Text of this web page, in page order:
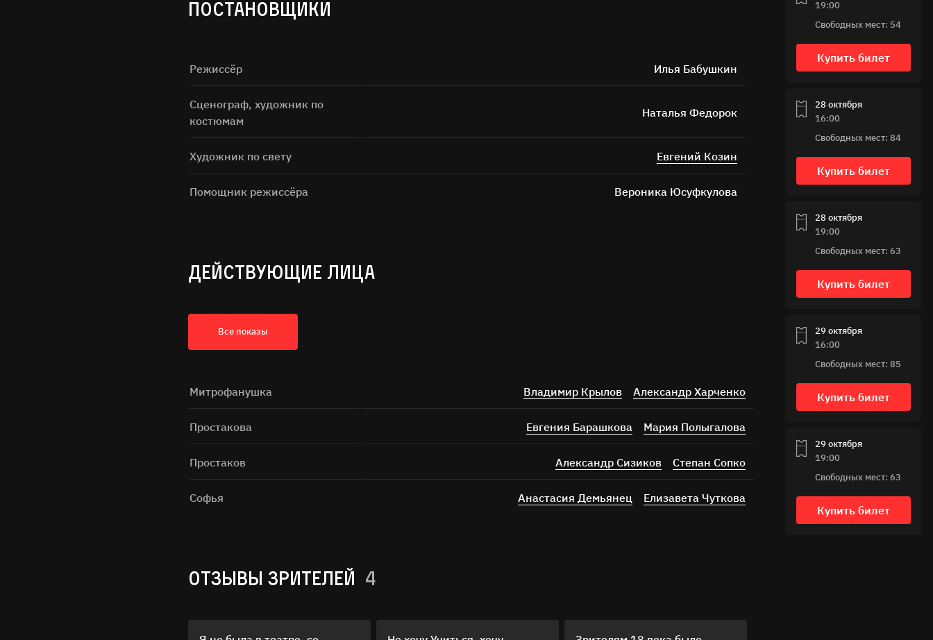
ПОСТАНОВЩИКИ
Режиссёр Илья Бабушкин
Сценограф, художник по
костюмам
Наталья Федорок
Художник по свету Евгений Козин
Помощник режиссёра Вероника Юсуфкулова
ДЕЙСТВУЮЩИЕ ЛИЦА
Все показы
Митрофанушка Владимир Крылов Александр Харченко
Простакова Евгения Барашкова Мария Полыгалова
Простаков Александр Сизиков Степан Сопко
Софья Анастасия Демьянец Елизавета Чуткова
ОТЗЫВЫ ЗРИТЕЛЕЙ 4
Нажимая на кнопку «Отправить», я даю согласие на
19:00
Свободных мест: 54
Купить билет
28 октября
16:00
Свободных мест: 84
Купить билет
28 октября
19:00
Свободных мест: 63
Купить билет
29 октября
16:00
Свободных мест: 85
Купить билет
29 октября
19:00
Свободных мест: 63
Купить билет